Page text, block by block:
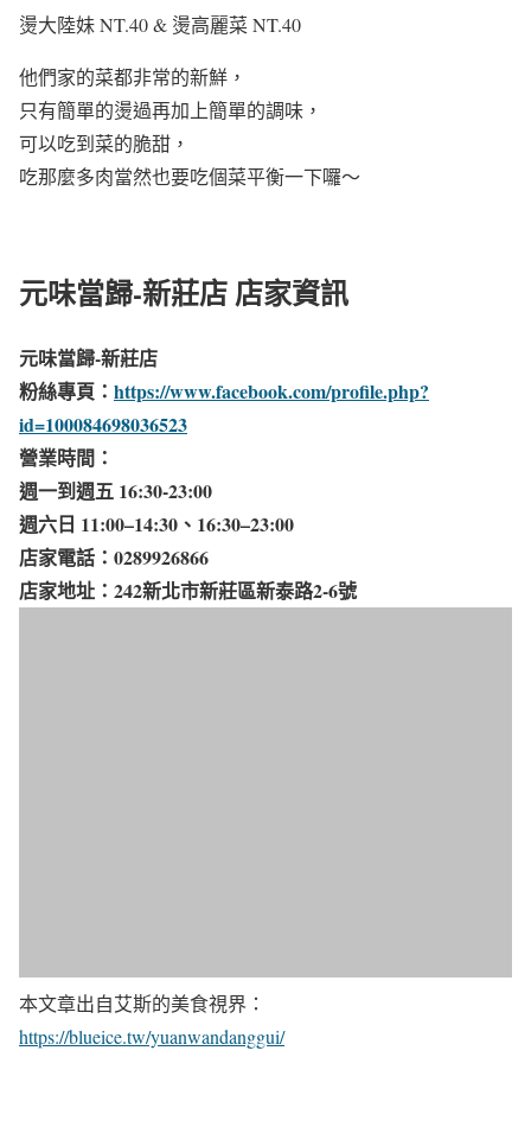
燙大陸妹 NT.40 & 燙高麗菜 NT.40
他們家的菜都非常的新鮮，
只有簡單的燙過再加上簡單的調味，
可以吃到菜的脆甜，
吃那麼多肉當然也要吃個菜平衡一下囉～
元味當歸-新莊店 店家資訊
元味當歸-新莊店
粉絲專頁： https://www.facebook.com/profile.php?
id=100084698036523
營業時間：
週一到週五 16:30-23:00​
週六日 11:00–14:30、16:30–23:00
店家電話：0289926866
店家地址：242新北市新莊區新泰路2-6號
本文章出自艾斯的美食視界：
https://blueice.tw/yuanwandanggui/